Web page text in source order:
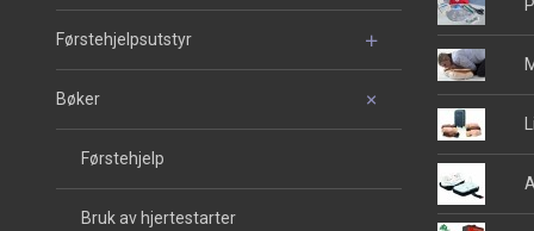
Førstehjelpsutstyr
Bøker
Førstehjelp
Bruk av hjertestarter